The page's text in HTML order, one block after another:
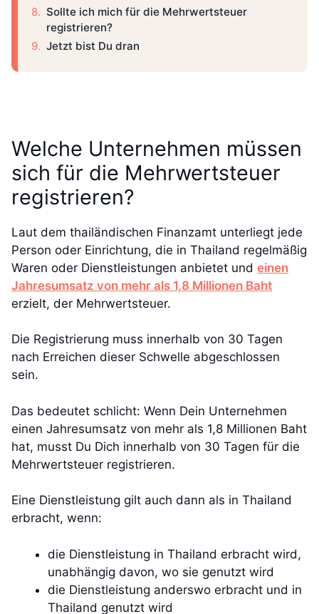
Sollte ich mich für die Mehrwertsteuer
registrieren?
Jetzt bist Du dran
Welche Unternehmen müssen
sich für die Mehrwertsteuer
registrieren?
Laut dem thailändischen Finanzamt unterliegt jede
Person oder Einrichtung, die in Thailand regelmäßig
Waren oder Dienstleistungen anbietet und einen
Jahresumsatz von mehr als 1,8 Millionen Baht
erzielt, der Mehrwertsteuer.
Die Registrierung muss innerhalb von 30 Tagen
nach Erreichen dieser Schwelle abgeschlossen
sein.
Das bedeutet schlicht: Wenn Dein Unternehmen
einen Jahresumsatz von mehr als 1,8 Millionen Baht
hat, musst Du Dich innerhalb von 30 Tagen für die
Mehrwertsteuer registrieren.
Eine Dienstleistung gilt auch dann als in Thailand
erbracht, wenn:
die Dienstleistung in Thailand erbracht wird,
unabhängig davon, wo sie genutzt wird
die Dienstleistung anderswo erbracht und in
Thailand genutzt wird